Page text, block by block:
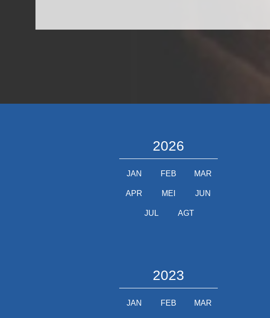
2026
JAN FEB MAR
APR MEI JUN
JUL AGT
2023
JAN FEB MAR